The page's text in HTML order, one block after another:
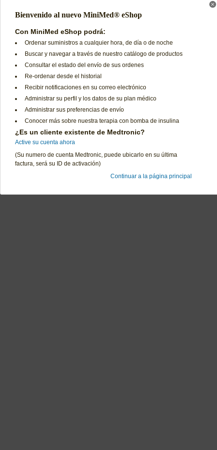
Bienvenido al nuevo MiniMed® eShop
Con MiniMed eShop podrá:
Ordenar suministros a cualquier hora, de día o de noche
Buscar y navegar a través de nuestro catálogo de productos
Consultar el estado del envío de sus ordenes
Re-ordenar desde el historial
Recibir notificaciones en su correo electrónico
Administrar su perfil y los datos de su plan médico
Administrar sus preferencias de envío
Conocer más sobre nuestra terapia con bomba de insulina
¿Es un cliente existente de Medtronic?
Active su cuenta ahora
(Su numero de cuenta Medtronic, puede ubicarlo en su última
factura, será su ID de activación)
Continuar a la página principal